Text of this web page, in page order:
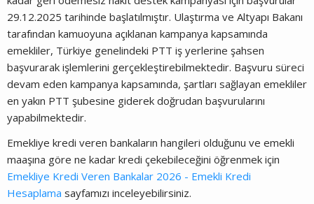
29.12.2025 tarihinde başlatılmıştır. Ulaştırma ve Altyapı Bakanı
tarafından kamuoyuna açıklanan kampanya kapsamında
emekliler, Türkiye genelindeki PTT iş yerlerine şahsen
başvurarak işlemlerini gerçekleştirebilmektedir. Başvuru süreci
devam eden kampanya kapsamında, şartları sağlayan emekliler
en yakın PTT şubesine giderek doğrudan başvurularını
yapabilmektedir.
Emekliye kredi veren bankaların hangileri olduğunu ve emekli
maaşına göre ne kadar kredi çekebileceğini öğrenmek için
Emekliye Kredi Veren Bankalar 2026 - Emekli Kredi
Hesaplama sayfamızı inceleyebilirsiniz.